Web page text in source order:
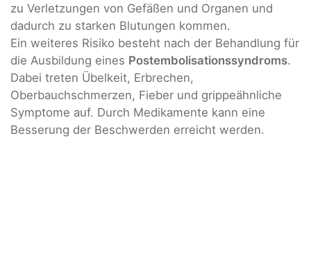
zu Verletzungen von Gefäßen und Organen und
dadurch zu starken Blutungen kommen.
Ein weiteres Risiko besteht nach der Behandlung für
die Ausbildung eines Postembolisationssyndroms.
Dabei treten Übelkeit, Erbrechen,
Oberbauchschmerzen, Fieber und grippeähnliche
Symptome auf. Durch Medikamente kann eine
Besserung der Beschwerden erreicht werden.